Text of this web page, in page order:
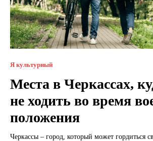
Я культурный
Места в Черкассах,
не ходить во время
положения
Черкассы – город, который может гордиться